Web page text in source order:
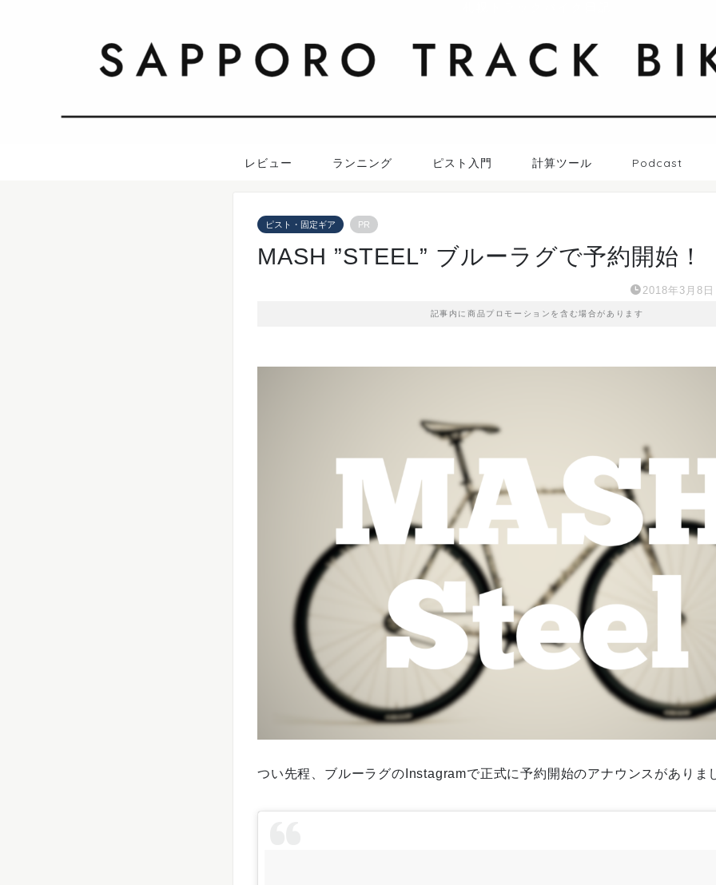
レビュー ランニング ピスト入門 計算ツール Podcast
ピスト・固定ギア PR
MASH ”STEEL” ブルーラグで予約開始！
2018年3月8日
記事内に商品プロモーションを含む場合があります
つい先程、ブルーラグのInstagramで正式に予約開始のアナウンスがありま